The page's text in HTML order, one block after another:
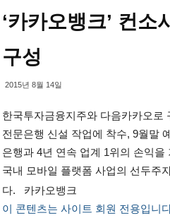
‘카카오뱅크’ 컨
구성
2015년 8월 14일
한국투자금융지주와 다음카카오로
전문은행 신설 작업에 착수, 9월말
은행과 4년 연속 업계 1위의 손익을
국내 모바일 플랫폼 사업의 선두주
다. 카카오뱅크
이 콘텐츠는 사이트 회원 전용입니